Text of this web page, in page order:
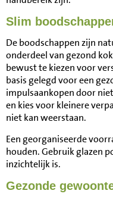
Slim
De boodschappen zijn
onderdeel van gezond
bewust te kiezen voor
basis gelegd voor een
impulsaankopen door
en kies voor kleinere
niet kan weerstaan.
Een georganiseerde
houden. Gebruik glazen
inzichtelijk is.
Gezonde